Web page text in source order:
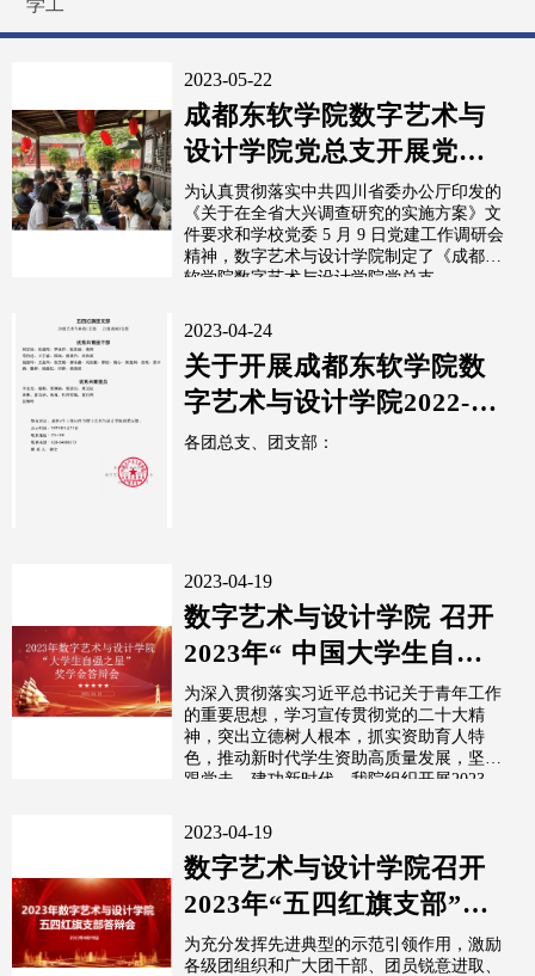
学工
2023-05-22
成都东软学院数字艺术与
设计学院党总支开展党建
研习活动
为认真贯彻落实中共四川省委办公厅印发的
《关于在全省大兴调查研究的实施方案》文
件要求和学校党委 5 月 9 日党建工作调研会
精神，数字艺术与设计学院制定了《成都东
软学院数字艺术与设计学院党总支...
2023-04-24
关于开展成都东软学院数
字艺术与设计学院2022-
2023学年“五四评优”结
各团总支、团支部：
2023-04-19
数字艺术与设计学院 召开
2023年“ 中国大学生自强
之星 ”奖学金答辩评审会
为深入贯彻落实习近平总书记关于青年工作
的重要思想，学习宣传贯彻党的二十大精
神，突出立德树人根本，抓实资助育人特
色，推动新时代学生资助高质量发展，坚定
跟党走、建功新时代，我院组织开展2023
2023-04-19
数字艺术与设计学院召开
2023年“五四红旗支部”评
选答辩会
为充分发挥先进典型的示范引领作用，激励
各级团组织和广大团干部、团员锐意进取、